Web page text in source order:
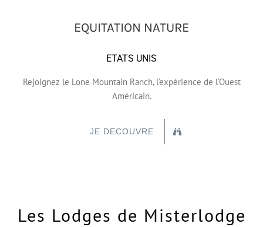
EQUITATION NATURE
ETATS UNIS
Rejoignez le Lone Mountain Ranch, l’expérience de l’Ouest
Américain.
JE DECOUVRE
Les Lodges de Misterlodge